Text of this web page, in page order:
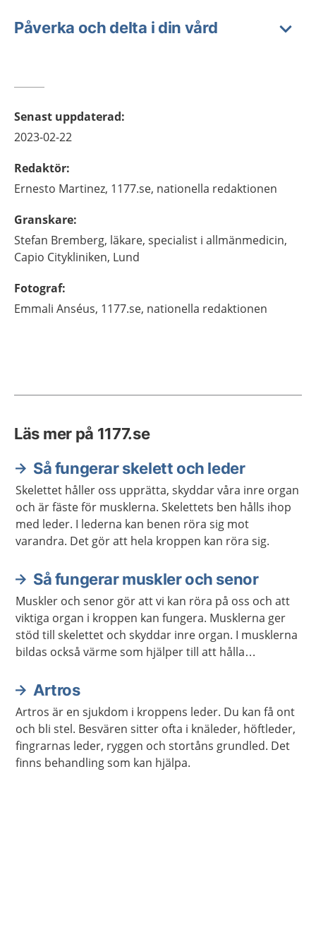
Påverka och delta i din vård
Senast uppdaterad:
2023-02-22
Redaktör:
Ernesto Martinez, 1177.se, nationella redaktionen
Granskare:
Stefan Bremberg, läkare, specialist i allmänmedicin,
Capio Citykliniken, Lund
Fotograf:
Emmali Anséus, 1177.se, nationella redaktionen
Läs mer på 1177.se
Så fungerar skelett och leder
Skelettet håller oss upprätta, skyddar våra inre organ
och är fäste för musklerna. Skelettets ben hålls ihop
med leder. I lederna kan benen röra sig mot
varandra. Det gör att hela kroppen kan röra sig.
Så fungerar muskler och senor
Muskler och senor gör att vi kan röra på oss och att
viktiga organ i kroppen kan fungera. Musklerna ger
stöd till skelettet och skyddar inre organ. I musklerna
bildas också värme som hjälper till att hålla
Artros
Artros är en sjukdom i kroppens leder. Du kan få ont
och bli stel. Besvären sitter ofta i knäleder, höftleder,
fingrarnas leder, ryggen och stortåns grundled. Det
finns behandling som kan hjälpa.